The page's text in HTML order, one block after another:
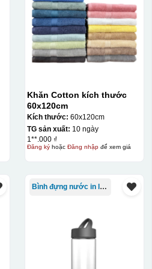
cần in được phơi sáng tạo
đẩy qua các lỗ nhỏ trên lưới
để in lên bề mặt sản
khóa hay các vật phẩm quà
cho phép in được nhiều màu sắc
lượng lớn, tuy nhiên đòi hỏi
và chi phí setup ban đầu
Khăn Cotton kích thước
60x120cm
Kích thước: 60x120cm
TG sản xuất: 10 ngày
1**.000 ₫
Đăng kýhoặc Đăng nhậpđể xem giá
Bình đựng nước in logo